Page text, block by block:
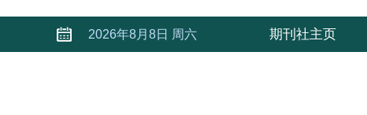
2026年8月8日 周六 期刊社主页